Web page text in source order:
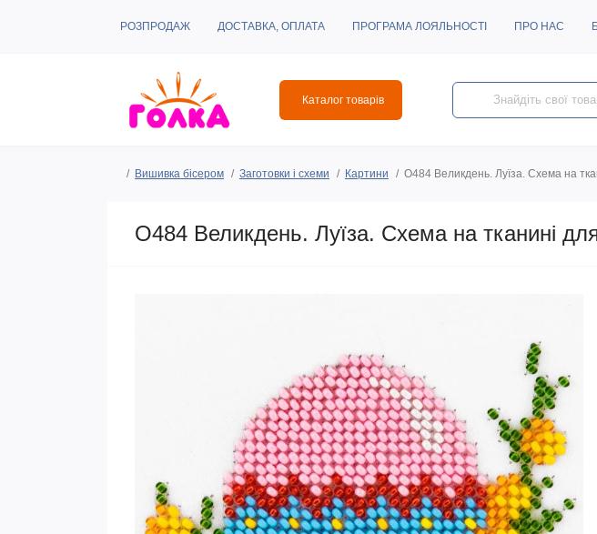
РОЗПРОДАЖ ДОСТАВКА, ОПЛАТА ПРОГРАМА ЛОЯЛЬНОСТІ ПРО НАС
Каталог товарів
Вишивка бісером Заготовки і схеми Картини O484 Великдень. Луїза. Схема на
O484 Великдень. Луїза. Схема на тканині